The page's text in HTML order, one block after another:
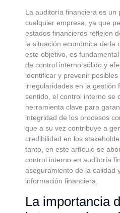
La auditoría financiera es un
cualquier empresa, ya que
estados financieros reflejen
la situación económica de la
este objetivo, es
de control interno sólido y
identificar y prevenir
irregularidades en la gestión
sentido, el control interno se
herramienta clave para
integridad de los procesos
que a su vez contribuye a
credibilidad en los
tanto, en este artículo se
control interno en auditoría
aseguramiento de la calidad
información financiera.
La importancia